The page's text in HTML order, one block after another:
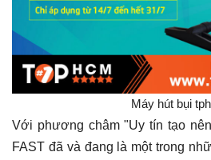
Máy hút bụi
Với phương châm "Uy tín tạo
FAST đã và đang là một trong